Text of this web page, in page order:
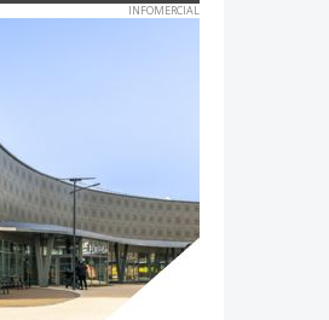
INFOMERCIAL